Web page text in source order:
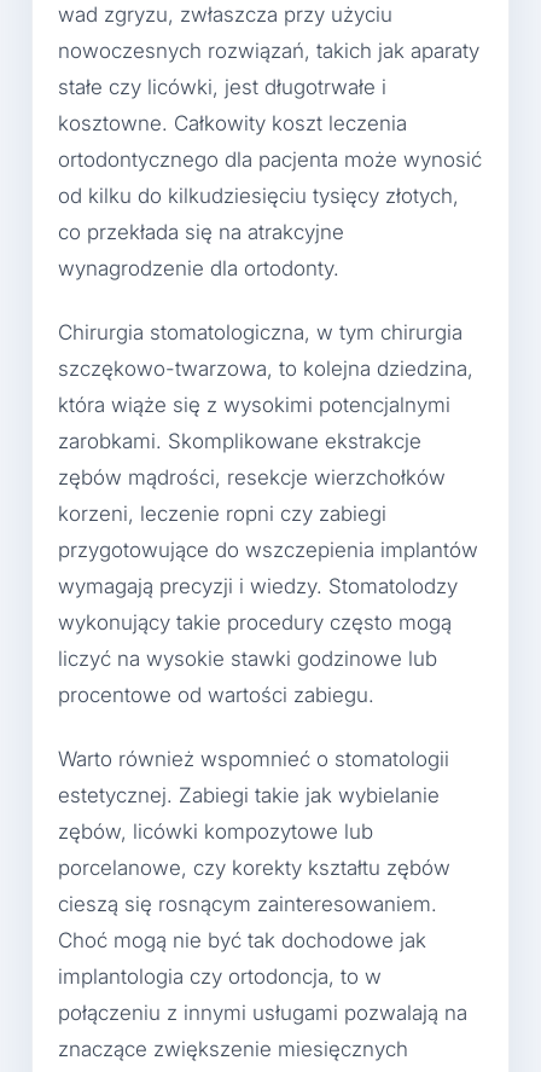
wad zgryzu, zwłaszcza przy użyciu
nowoczesnych rozwiązań, takich jak aparaty
stałe czy licówki, jest długotrwałe i
kosztowne. Całkowity koszt leczenia
ortodontycznego dla pacjenta może wynosić
od kilku do kilkudziesięciu tysięcy złotych,
co przekłada się na atrakcyjne
wynagrodzenie dla ortodonty.
Chirurgia stomatologiczna, w tym chirurgia
szczękowo-twarzowa, to kolejna dziedzina,
która wiąże się z wysokimi potencjalnymi
zarobkami. Skomplikowane ekstrakcje
zębów mądrości, resekcje wierzchołków
korzeni, leczenie ropni czy zabiegi
przygotowujące do wszczepienia implantów
wymagają precyzji i wiedzy. Stomatolodzy
wykonujący takie procedury często mogą
liczyć na wysokie stawki godzinowe lub
procentowe od wartości zabiegu.
Warto również wspomnieć o stomatologii
estetycznej. Zabiegi takie jak wybielanie
zębów, licówki kompozytowe lub
porcelanowe, czy korekty kształtu zębów
cieszą się rosnącym zainteresowaniem.
Choć mogą nie być tak dochodowe jak
implantologia czy ortodoncja, to w
połączeniu z innymi usługami pozwalają na
znaczące zwiększenie miesięcznych